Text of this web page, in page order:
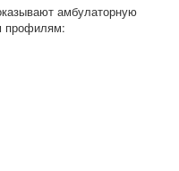
амбулаторную
профилям: